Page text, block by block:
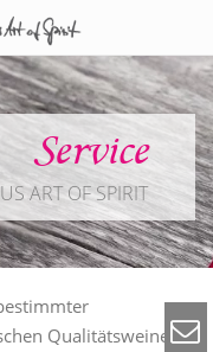
Service
ART OF SPIRIT
Qualitätsweine